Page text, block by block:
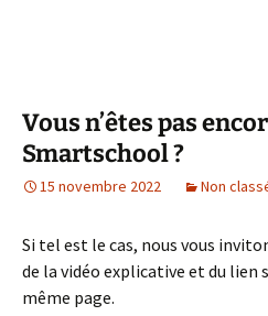
Vous n’êtes pas
Smartschool ?
15 novembre 2022 Non
Si tel est le cas, nous vous
de la vidéo explicative et du lien
même page.